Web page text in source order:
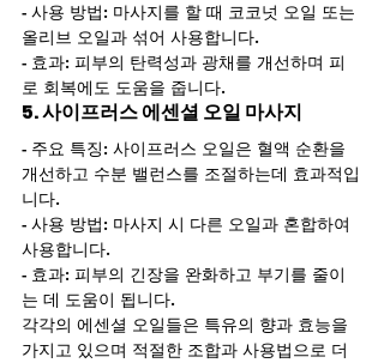
- 사용 방법: 마사지를 할 때 코코넛 오일 또는
올리브 오일과 섞어 사용합니다.
- 효과: 피부의 탄력성과 광채를 개선하며 피
로 회복에도 도움을 줍니다.
5. 사이프러스 에센셜 오일 마사지
- 주요 특징: 사이프러스 오일은 혈액 순환을
개선하고 수분 밸런스를 조절하는데 효과적입
니다.
- 사용 방법: 마사지 시 다른 오일과 혼합하여
사용합니다.
- 효과: 피부의 긴장을 완화하고 부기를 줄이
는 데 도움이 됩니다.
각각의 에센셜 오일들은 특유의 향과 효능을
가지고 있으며 적절한 조합과 사용법으로 더